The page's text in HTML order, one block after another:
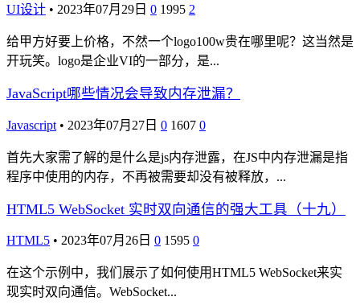
UI设计 • 2023年07月29日 0 1995 2
给甲方好要上价格，不然一个logo100w贵在哪里呢？这当然是
开玩笑。logo是企业VI的一部分，是...
JavaScript哪些情况会导致内存泄漏？
Javascript • 2023年07月27日 0 1607 0
首先大家需了解的是什么是js内存泄露，在JS中内存泄漏是指
程序中使用的内存，不再被需要却没有被释放，...
HTML5 WebSocket 实时双向通信的强大工具（十九）
HTML5 • 2023年07月26日 0 1595 0
在这个示例中，我们展示了如何使用HTML5 WebSocket来实
现实时双向通信。WebSocket...